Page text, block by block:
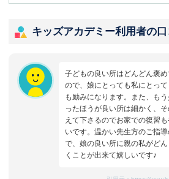
キッズアカデミー利用者の口
子どもの良い所はどんどん褒
ので、娘にとっても私にとっ
も励みになります。また、も
ったほうが良い所は細かく、
えて下さるのでお家での復習
いです。温かい先生方のご指
で、娘の良い所に親の私がど
くことが出来て嬉しいです♪